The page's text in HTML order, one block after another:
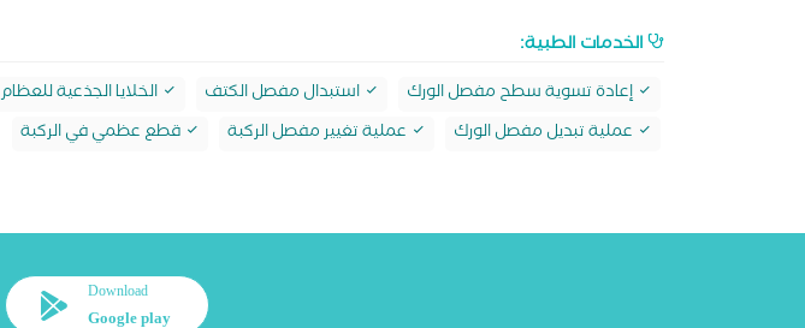
الخدمات الطبية:
إعادة تسوية سطح مفصل الورك استبدال مفصل الكتف الخلايا الجذعية للعظام
عملية تبديل مفصل الورك
عملية تغيير مفصل الركبة قطع عظمي في الركبة
Download
Google play